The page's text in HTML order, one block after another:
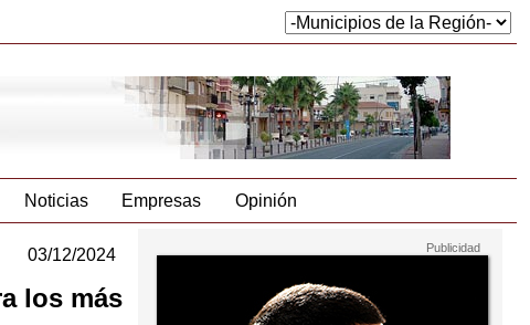
Noticias Empresas Opinión
03/12/2024
los más